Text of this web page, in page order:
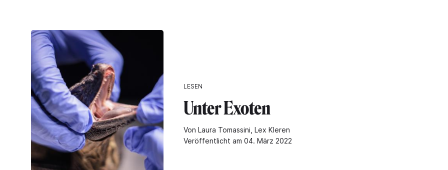
LESEN
Unter Exoten
Von Laura Tomassini, Lex Kleren
Veröffentlicht am 04. März 2022